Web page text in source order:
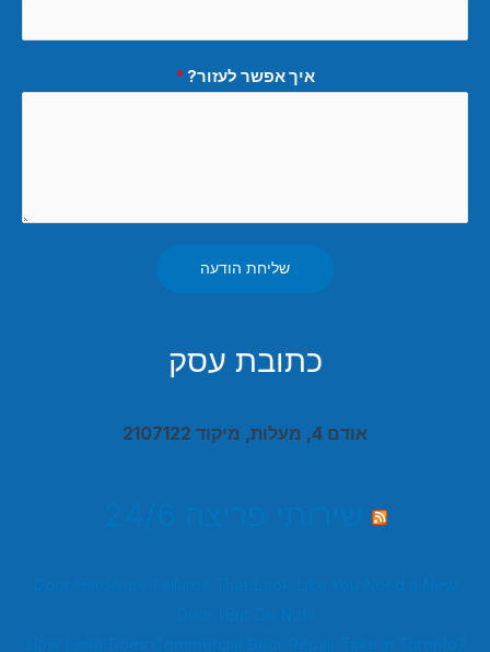
איך אפשר לעזור?*
שליחת הודעה
כתובת עסק
אודם 4, מעלות, מיקוד 2107122